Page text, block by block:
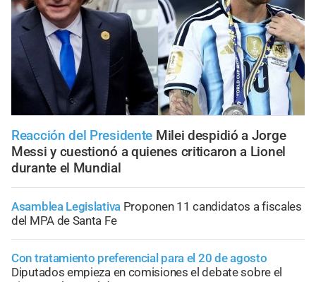
Reacción del Presidente Milei despidió a Jorge
Messi y cuestionó a quienes criticaron a Lionel
durante el Mundial
Asamblea Legislativa Proponen 11 candidatos a fiscales
del MPA de Santa Fe
Con tratamiento preferencial para el 20 de agosto
Diputados empieza en comisiones el debate sobre el